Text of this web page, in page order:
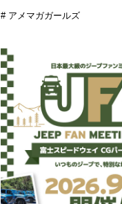
# アメマガガールズ